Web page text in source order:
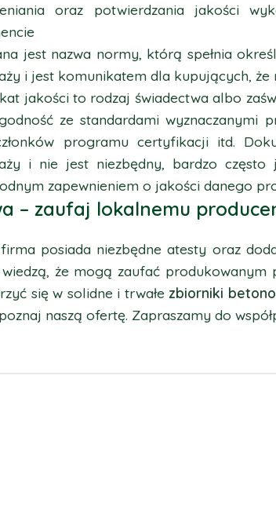
oraz potwierdzania jakości
jest nazwa normy, którą spełnia
i jest komunikatem dla kupujących, że
jakości to rodzaj świadectwa albo
ze standardami wyznaczanymi
programu certyfikacji itd.
i nie jest niezbędny, bardzo
zapewnieniem o jakości danego
– zaufaj lokalnemu
posiada niezbędne atesty oraz
że mogą zaufać produkowanym
się w solidne i trwałe zbiorniki
naszą ofertę. Zapraszamy do